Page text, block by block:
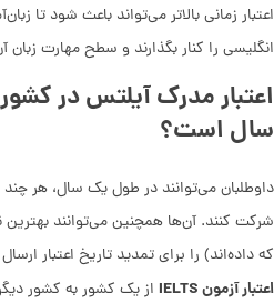
اعتبار زمانی بالاتر می‌تواند باعث شود تا
انگلیسی را کنار بگذارند و سطح مهارت
اعتبار مدرک آیلتس در
سال است؟
داوطلبان می‌توانند در طول یک سال، هر چند
شرکت کنند. آن‌ها همچنین می‌توانند بهترین
که داده‌‌اند) را برای تمدید تاریخ اعتبار
اعتبار آزمون IELTS
از یک کشور به کشور